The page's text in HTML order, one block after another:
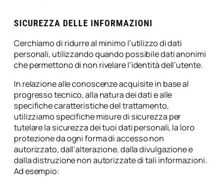
SICUREZZA DELLE INFORMAZIONI
Cerchiamo di ridurre al minimo l’utilizzo di dati
personali, utilizzando quando possibile dati anonimi
che permettono di non rivelare l’identità dell’utente.
In relazione alle conoscenze acquisite in base al
progresso tecnico, alla natura dei dati e alle
specifiche caratteristiche del trattamento,
utilizziamo specifiche misure di sicurezza per
tutelare la sicurezza dei tuoi dati personali, la loro
protezione da ogni forma di accesso non
autorizzato, dall’alterazione, dalla divulgazione e
dalla distruzione non autorizzate di tali informazioni.
Ad esempio: